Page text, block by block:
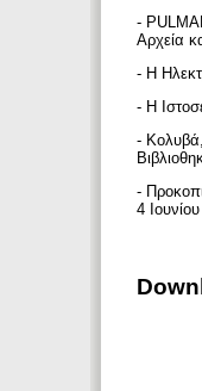
-
Αρχεία
- Η
- Η
- Κολυβά,
-
4